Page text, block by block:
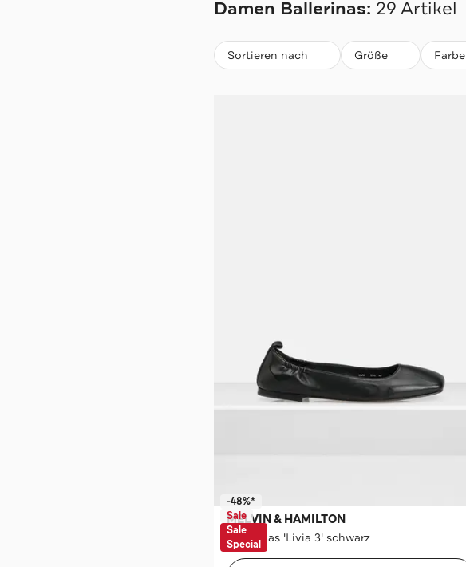
Damen Ballerinas: 29 Artikel
Sortieren nach
Beliebteste Größe Farbe
MELVIN & HAMILTON
Ballerinas 'Livia 3' schwarz
-48%*
Sale
Sale
Special